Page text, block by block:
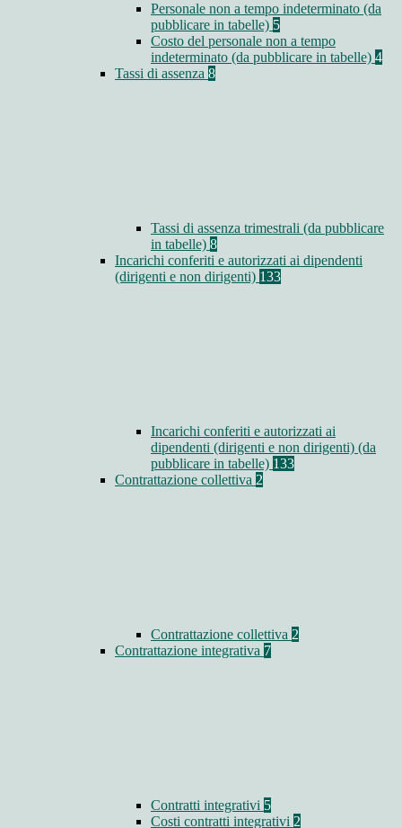
Personale non a tempo indeterminato (da
pubblicare in tabelle) 5
Costo del personale non a tempo
indeterminato (da pubblicare in tabelle) 4
Tassi di assenza 8
Tassi di assenza trimestrali (da pubblicare
in tabelle) 8
Incarichi conferiti e autorizzati ai dipendenti
(dirigenti e non dirigenti) 133
Incarichi conferiti e autorizzati ai
dipendenti (dirigenti e non dirigenti) (da
pubblicare in tabelle) 133
Contrattazione collettiva 2
Contrattazione collettiva 2
Contrattazione integrativa 7
Contratti integrativi 5
Costi contratti integrativi 2